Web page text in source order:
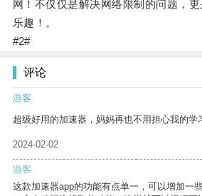
网！不仅仅是解决网络限制的问题，
乐趣！。
#2#
评论
游客
超级好用的加速器，妈妈再也不用担心我的学
2024-02-02
游客
这款加速器app的功能有点单一，可以增加一